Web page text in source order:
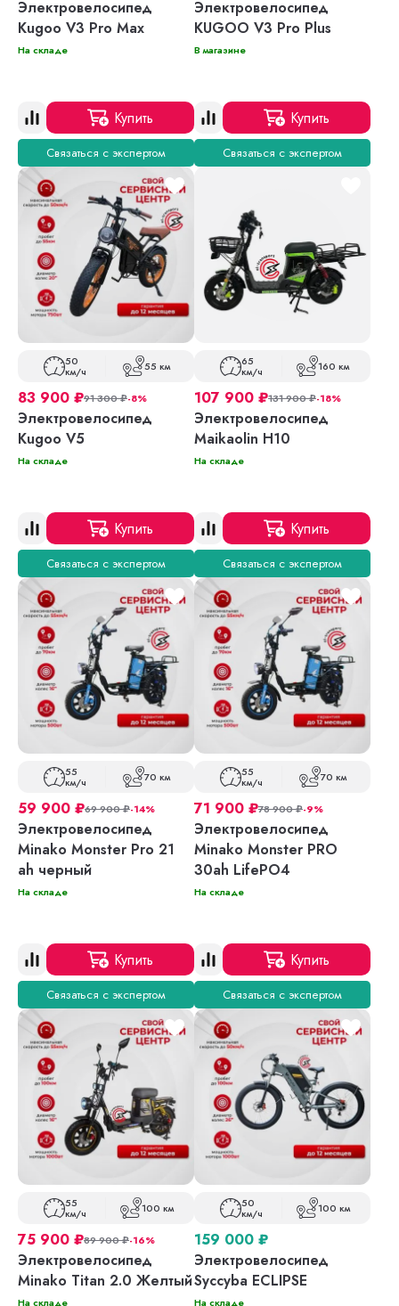
Электровелосипед
Kugoo V3 Pro Max
На складе
Купить
Связаться с экспертом
Электровелосипед
KUGOO V3 Pro Plus
В магазине
Купить
Связаться с экспертом
50
км/ч 55 км
83 900 ₽91 300₽-8%
Электровелосипед
Kugoo V5
На складе
Купить
Связаться с экспертом
65
км/ч 160 км
107 900 ₽131 900₽-18%
Электровелосипед
Maikaolin H10
На складе
Купить
Связаться с экспертом
55
км/ч 70 км
59 900 ₽69 900₽-14%
Электровелосипед
Minako Monster Pro 21
ah черный
На складе
Купить
Связаться с экспертом
55
км/ч 70 км
71 900 ₽78 900₽-9%
Электровелосипед
Minako Monster PRO
30ah LifePO4
На складе
Купить
Связаться с экспертом
55
км/ч 100 км
75 900 ₽89 900₽-16%
Электровелосипед
Minako Titan 2.0 Желтый
На складе
50
км/ч 100 км
159 000 ₽
Электровелосипед
Syccyba ECLIPSE
На складе